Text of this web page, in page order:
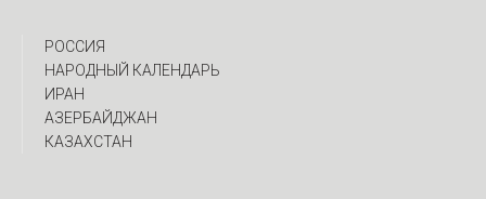
РОССИЯ
НАРОДНЫЙ КАЛЕНДАРЬ
ИРАН
АЗЕРБАЙДЖАН
КАЗАХСТАН